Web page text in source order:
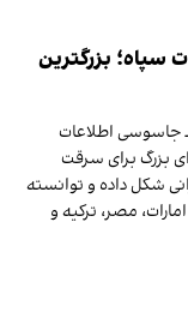
«اداره ۴۰» اطلاعات سپاه؛ بزرگترین
جاسوسی اطلاعات
«اداره ۴۰»، مجموعه‌ای بزرگ برای سرقت
شکل داده و توانسته
مصر، ترکیه و